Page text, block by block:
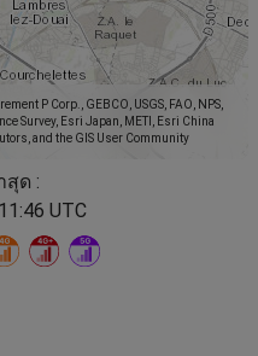
P Corp., GEBCO, USGS, FAO, NPS,
Survey, Esri Japan, METI, Esri China
and the GIS User Community
สุด :
UTC